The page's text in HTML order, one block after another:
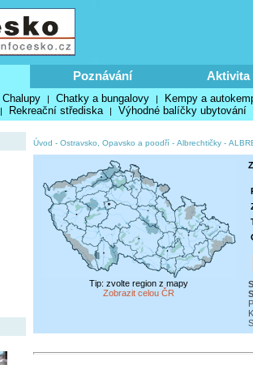
Poznávání Aktivita
Chalupy | Chatky a bungalovy | Kempy a
| Rekreační střediska | Výhodné balíčky ubytování
Úvod - Ostravsko, Opavsko a poodří - Albrechtičky -
Tip: zvolte region z mapy
Zobrazit celou ČR